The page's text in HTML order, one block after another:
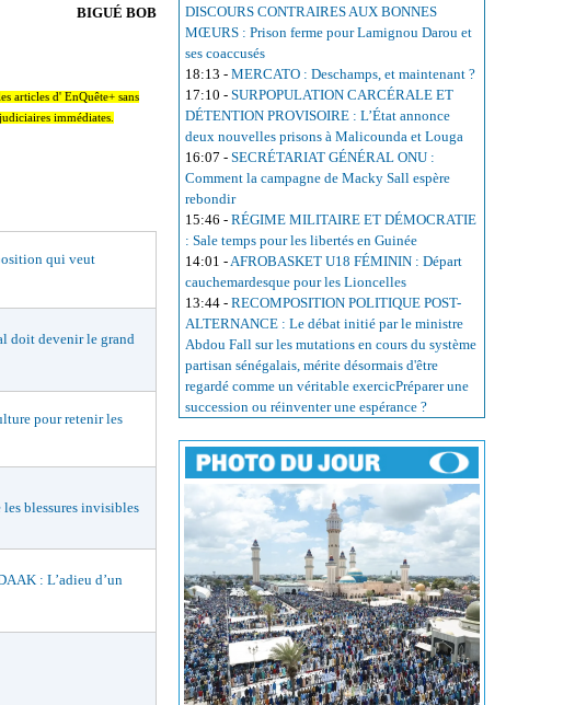
BIGUÉ BOB
articles d' EnQuête+ sans
immédiates.
qui veut
doit devenir le grand
pour retenir les
blessures invisibles
: L’adieu d’un
DISCOURS CONTRAIRES AUX BONNES
MŒURS : Prison ferme pour Lamignou Darou et
ses coaccusés
18:13 - MERCATO : Deschamps, et maintenant ?
17:10 - SURPOPULATION CARCÉRALE ET
DÉTENTION PROVISOIRE : L’État annonce
deux nouvelles prisons à Malicounda et Louga
16:07 - SECRÉTARIAT GÉNÉRAL ONU :
Comment la campagne de Macky Sall espère
rebondir
15:46 - RÉGIME MILITAIRE ET DÉMOCRATIE
: Sale temps pour les libertés en Guinée
14:01 - AFROBASKET U18 FÉMININ : Départ
cauchemardesque pour les Lioncelles
13:44 - RECOMPOSITION POLITIQUE POST-
ALTERNANCE : Le débat initié par le ministre
Abdou Fall sur les mutations en cours du système
partisan sénégalais, mérite désormais d'être
regardé comme un véritable exercicPréparer une
succession ou réinventer une espérance ?